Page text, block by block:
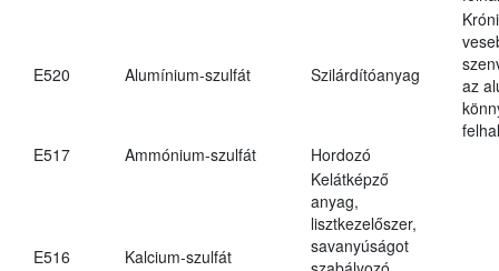
E520 Alumínium-szulfát Szilárdítóanyag
az
E517
Ammónium-szulfát Hordozó
E516 Kalcium-szulfát
Kelátképző
anyag,
lisztkezelőszer,
savanyúságot